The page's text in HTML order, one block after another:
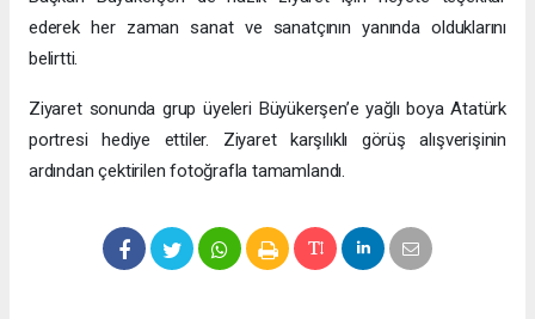
ederek her zaman sanat ve sanatçının yanında olduklarını
belirtti.
Ziyaret sonunda grup üyeleri Büyükerşen’e yağlı boya Atatürk
portresi hediye ettiler. Ziyaret karşılıklı görüş alışverişinin
ardından çektirilen fotoğrafla tamamlandı.